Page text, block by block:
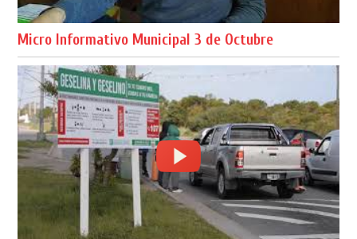
Micro Informativo Municipal 3 de Octubre